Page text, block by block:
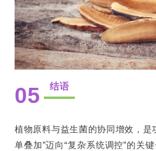
05 结语
植物原料与益生菌的协同增效，是
单叠加”迈向“复杂系统调控”的关